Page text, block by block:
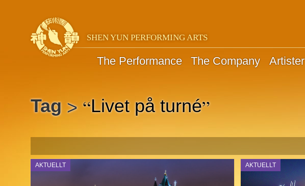
SHEN YUN PERFORMING ARTS
The Performance The Company Artister
Tag> “Livet på turné”
AKTUELLT AKTUELLT